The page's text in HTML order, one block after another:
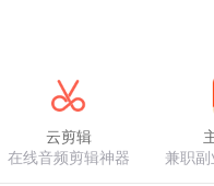
云剪辑
在线音频剪辑神器
兼职